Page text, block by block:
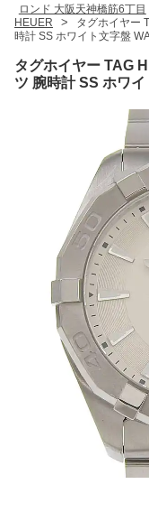
ロンド 大阪天神橋筋6丁目
HEUER
>
タグホイヤー
時計 SS ホワイト文字盤
タグホイヤー TAG
ツ 腕時計 SS ホワ